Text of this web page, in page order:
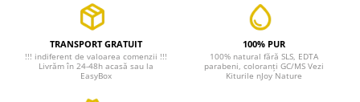
TRANSPORT GRATUIT
!!! indiferent de valoarea comenzii !!!
Livrăm în 24-48h acasă sau la
EasyBox
100% PUR
100% natural fără SLS, EDTA
parabeni, coloranți GC/MS Vezi
Kiturile nJoy Nature